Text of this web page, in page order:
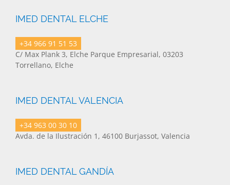
IMED DENTAL ELCHE
+34 966 91 51 53
C/ Max Plank 3, Elche Parque Empresarial, 03203
Torrellano, Elche
IMED DENTAL VALENCIA
+34 963 00 30 10
Avda. de la Ilustración 1, 46100 Burjassot, Valencia
IMED DENTAL GANDÍA